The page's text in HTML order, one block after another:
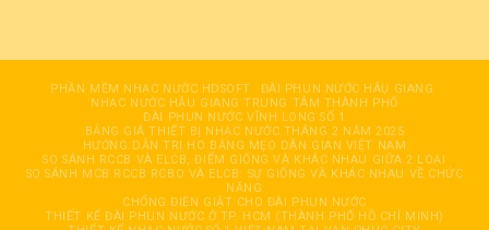
PHẦN MỀM NHẠC NƯỚC HDSOFT
ĐÀI PHUN NƯỚC HÂỤ GIANG
NHẠC NƯỚC HẬU GIANG TRUNG TÂM THÀNH PHỐ
ĐÀI PHUN NƯỚC VĨNH LONG SỐ 1
BẢNG GIÁ THIẾT BỊ NHẠC NƯỚC THÁNG 2 NĂM 2025
HƯỚNG DẪN TRỊ HO BẰNG MẸO DÂN GIAN VIỆT NAM
SO SÁNH RCCB VÀ ELCB, ĐIỂM GIỐNG VÀ KHÁC NHAU GIỮA 2 LOẠI
SO SÁNH MCB RCCB RCBO VÀ ELCB: SỰ GIỐNG VÀ KHÁC NHAU VỀ CHỨC
NĂNG
CHỐNG ĐIỆN GIẬT CHO ĐÀI PHUN NƯỚC
THIẾT KẾ ĐÀI PHUN NƯỚC Ở TP. HCM (THÀNH PHỐ HỒ CHÍ MINH)